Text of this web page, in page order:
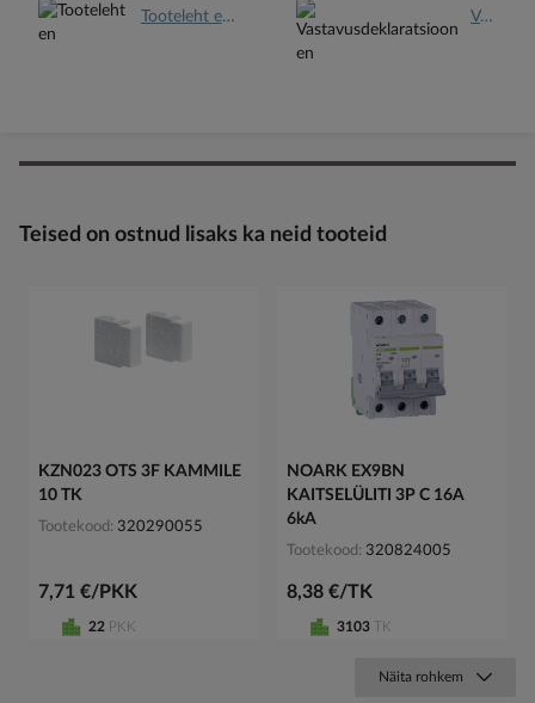
Tooteleht en.pdf Vastavusdeklaratsioon en.pdf
Teised on ostnud lisaks ka neid tooteid
KZN023 OTS 3F KAMMILE
10 TK
Tootekood 320290055
7,71 €/PKK
22 PKK
NOARK EX9BN
KAITSELÜLITI 3P C 16A
6kA
Tootekood 320824005
8,38 €/TK
3103 TK
Näita rohkem